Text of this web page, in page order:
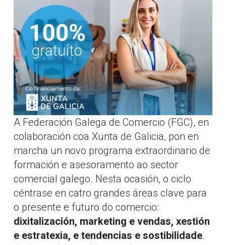
A Federación Galega de Comercio (FGC), en
colaboración coa Xunta de Galicia, pon en
marcha un novo programa extraordinario de
formación e asesoramento ao sector
comercial galego. Nesta ocasión, o ciclo
céntrase en catro grandes áreas clave para
o presente e futuro do comercio:
dixitalización, marketing e vendas, xestión
e estratexia, e tendencias e sostibilidade.